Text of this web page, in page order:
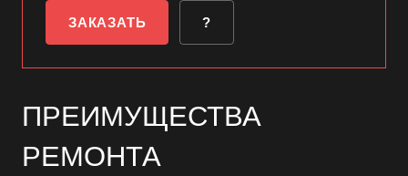
ЗАКАЗАТЬ ?
ПРЕИМУЩЕСТВА
РЕМОНТА